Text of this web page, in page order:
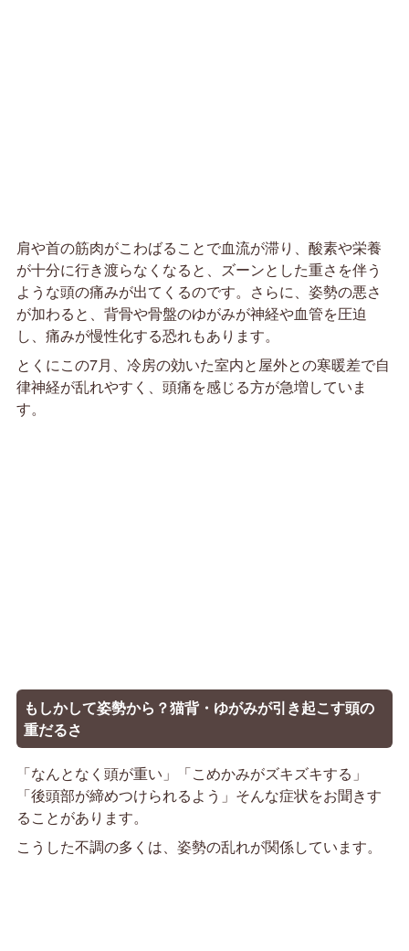
肩や首の筋肉がこわばることで血流が滞り、酸素や栄養
が十分に行き渡らなくなると、ズーンとした重さを伴う
ような頭の痛みが出てくるのです。さらに、姿勢の悪さ
が加わると、背骨や骨盤のゆがみが神経や血管を圧迫
し、痛みが慢性化する恐れもあります。
とくにこの7月、冷房の効いた室内と屋外との寒暖差で自
律神経が乱れやすく、頭痛を感じる方が急増していま
す。
もしかして姿勢から？猫背・ゆがみが引き起こす頭の
重だるさ
「なんとなく頭が重い」「こめかみがズキズキする」
「後頭部が締めつけられるよう」そんな症状をお聞きす
ることがあります。
こうした不調の多くは、姿勢の乱れが関係しています。